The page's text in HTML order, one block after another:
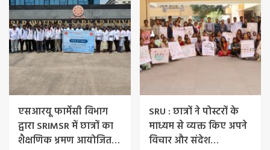
एसआरयू फार्मेसी विभाग
द्वारा SRIMSR में छात्रों का
शैक्षणिक भ्रमण आयोजित…
SRU : छात्रों ने पोस्टरों के
माध्यम से व्यक्त किए अपने
विचार और संदेश…